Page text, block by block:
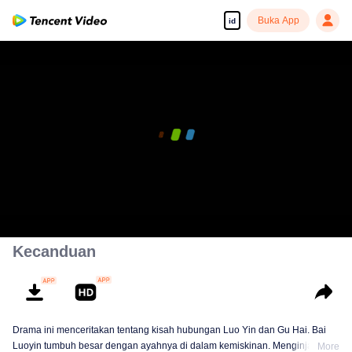
id Buka App
Kecanduan
Drama ini menceritakan tentang kisah hubungan Luo Yin dan Gu Hai. Bai
Luoyin tumbuh besar dengan ayahnya di dalam kemiskinan. Menginjak
More